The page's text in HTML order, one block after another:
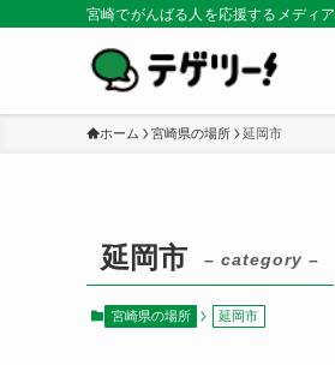
宮崎でがんばる人を応援するメディア
ホーム 宮崎県の場所 延岡市
延岡市 – category –
宮崎県の場所 延岡市